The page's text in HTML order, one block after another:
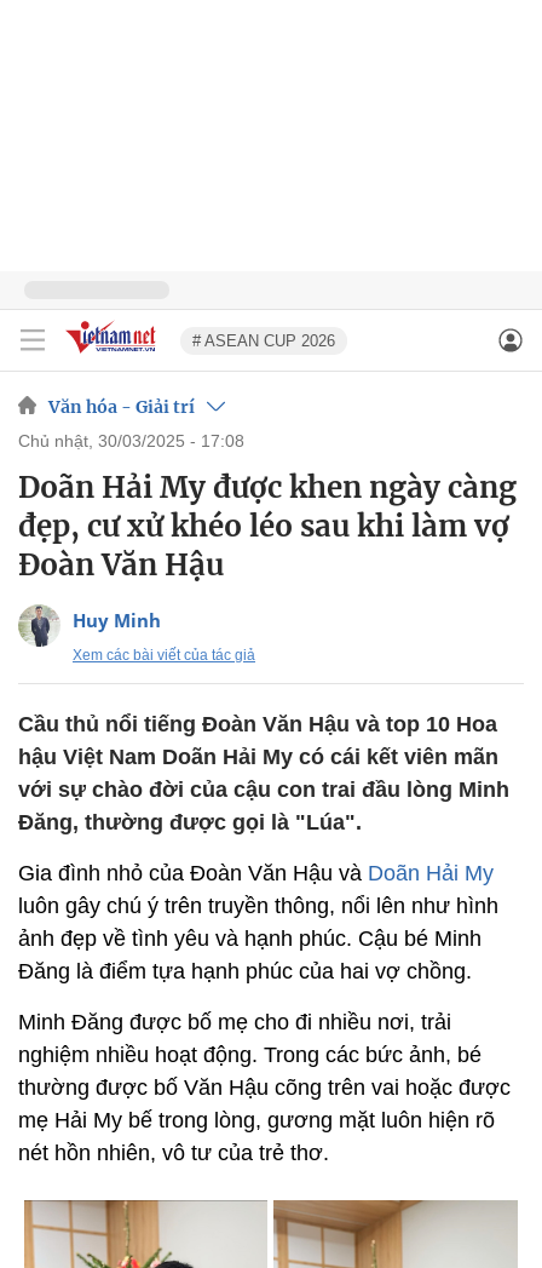
# ASEAN CUP 2026
Văn hóa - Giải trí
chủ nhật, 30/03/2025 - 17:08
Doãn Hải My được khen ngày càng
đẹp, cư xử khéo léo sau khi làm vợ
Đoàn Văn Hậu
Huy Minh
Xem các bài viết của tác giả
Cầu thủ nổi tiếng Đoàn Văn Hậu và top 10 Hoa
hậu Việt Nam Doãn Hải My có cái kết viên mãn
với sự chào đời của cậu con trai đầu lòng Minh
Đăng, thường được gọi là "Lúa".
Gia đình nhỏ của Đoàn Văn Hậu và Doãn Hải My
luôn gây chú ý trên truyền thông, nổi lên như hình
ảnh đẹp về tình yêu và hạnh phúc. Cậu bé Minh
Đăng là điểm tựa hạnh phúc của hai vợ chồng.
Minh Đăng được bố mẹ cho đi nhiều nơi, trải
nghiệm nhiều hoạt động. Trong các bức ảnh, bé
thường được bố Văn Hậu cõng trên vai hoặc được
mẹ Hải My bế trong lòng, gương mặt luôn hiện rõ
nét hồn nhiên, vô tư của trẻ thơ.